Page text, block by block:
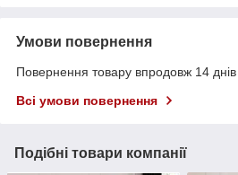
Умови повернення
Повернення товару впродовж 14
Всі умови повернення
Подібні товари компанії